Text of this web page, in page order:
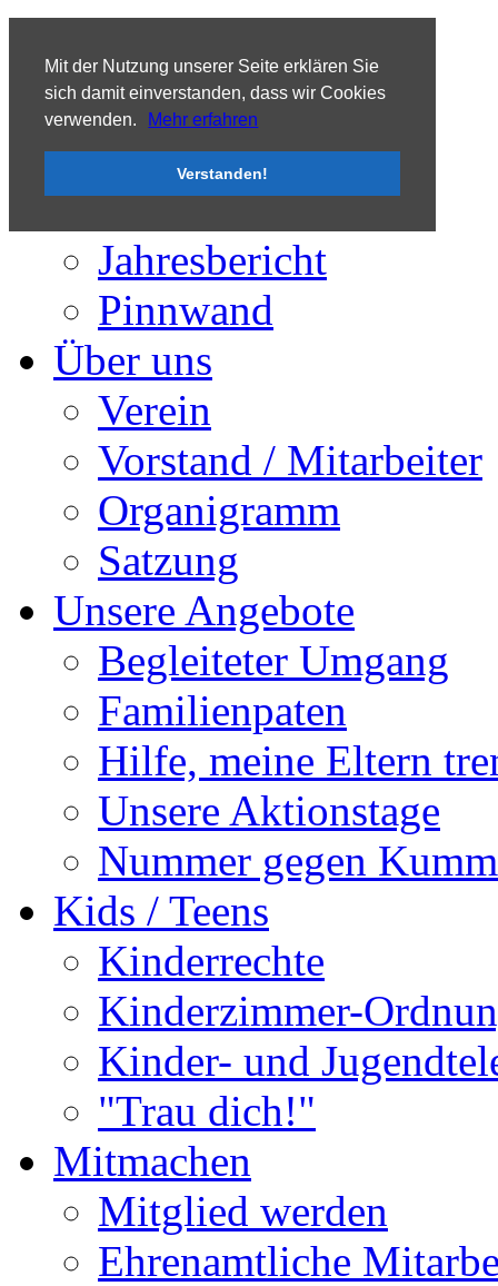
Mit der Nutzung unserer Seite erklären Sie
sich damit einverstanden, dass wir Cookies
verwenden.
Mehr erfahren
Verstanden!
Aktuelles
Termine / Ankündigungen
Presse
Jahresbericht
Pinnwand
Über uns
Verein
Vorstand / Mitarbeiter
Organigramm
Satzung
Unsere Angebote
Begleiteter Umgang
Familienpaten
Hilfe, meine Eltern
Unsere Aktionstage
Nummer gegen
Kids / Teens
Kinderrechte
Kinderzimmer-
Kinder- und
"Trau dich!"
Mitmachen
Mitglied werden
Ehrenamtliche